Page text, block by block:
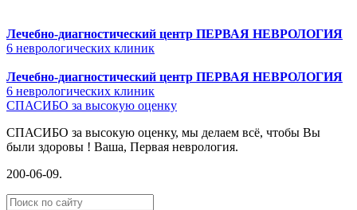
Лечебно-диагностический центр ПЕРВАЯ НЕВРОЛОГИЯ
6 неврологических клиник
Лечебно-диагностический центр ПЕРВАЯ НЕВРОЛОГИЯ
6 неврологических клиник
СПАСИБО за высокую оценку
СПАСИБО за высокую оценку, мы делаем всё, чтобы Вы
были здоровы ! Ваша, Первая неврология.
️200-06-09.